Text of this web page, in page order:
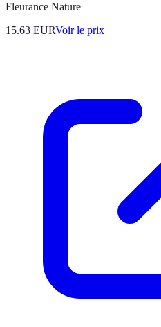
Fleurance Nature
15.63 EURVoir le prix